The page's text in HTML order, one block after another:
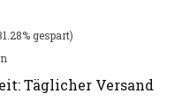
gespart)
Täglicher Versand